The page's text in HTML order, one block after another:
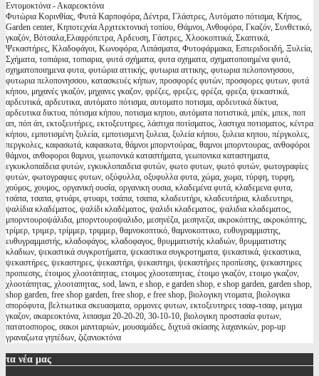
Εντομοκτόνα - Ακαρεοκτόνα
Φυτώρια Κορινθίας, Φυτά Καρποφόρα, Δέντρα, Γλάστρες, Αυτόματο πότισμα, Κήπος,
Garden center, Κηποτεχνία Αρχιτεκτονική τοπίου, Θάμνοι, Ανθοφόρα, Γκαζόν, Συνθετικό,
γκαζόν, Βότσαλα,Ελαφρόπετρα, Αρδευση, Γάστρες, Χλοοκοπτικά, Σκαπτικά,
Ψεκαστήρες, Κλαδοφάγοι, Κωνοφόρα, Λιπάσματα, Φυτοφάρμακα, Εσπεριδοειδή, Ξυλεία,
Σχήματα, τοπιάρια, τοπιαρια, φυτά σχήματα, φυτα σχηματα, σχηματοποιημένα φυτά,
σχηματοποιημενα φυτα, φυτώρια αττικής, φυτωρια αττικης, φυτωρια πελοπονησσου,
φυτωρια πελοπονησσου, κατασκευές κήπων, προσφορές φυτών, προσφορες φυτων, φυτά
κήπου, μηχανές γκαζόν, μηχανες γκαζον, φρέζες, φρεζες, φρέζα, φρεζα, ψεκαστικά,
αρδευτικά, αρδευτικα, αυτόματο πότισμα, αυτοματο ποτισμα, αρδευτικά δίκτυα,
αρδευτικα δικτυα, πότισμα κήπου, ποτισμα κηπου, αυτόματα ποτιστικά, μπέκ, μπεκ, ποπ
απ, πόπ άπ, εκτοξευτήρες, εκτοξευτηρες, λάστιχα ποτίσματος, λαστιχα ποτισματος, κέντρα
κήπου, εμποτισμένη ξυλεία, εμποτισμενη ξυλεια, ξυλεία κήπου, ξυλεια κηπου, πέργκολες,
περγκολες, καφασωτά, καφασωτα, θάμνοι μπορντούρας, θαμνοι μπορντουρας, ανθοφόροι
θάμνοι, ανθοφοροι θαμνοι, γεωπονικά καταστήματα, γεωπονικα καταστηματα,
εγκυκλοπαίδεια φυτών, εγκυκλοπαιδεια φυτών, φωτο φυτων, φωτό φυτών, φωτογραφίες
φυτών, φωτογραφιες φυτων, οξύφυλλα, οξυφυλλα φυτα, χώμα, χωμα, τύρφη, τυρφη,
χούμος, χουμος, οργανική ουσία, οργανικη ουσια, κλαδεμένα φυτά, κλαδεμενα φυτα,
τσάπα, τσαπα, φτυάρι, φτυαρι, τσάπα, τσαπα, κλαδευτήρι, κλαδευτήρια, κλαδευτηρι,
ψαλίδια κλαδέματος, ψαλίδι κλαδέματος, ψαλιδι κλαδεματος, ψαλιδια κλαδεματος,
μπορντουροψάλιδα, μπορντουροψαλιδο, μεσηνέζα, μεσηνεζα, ακροκόπτης, ακροκόπτης,
τρίμερ, τριμερ, τρίμμερ, τριμμερ, θαμνοκοπτικό, θαμνοκοπτικο, ευθυγραμμιστης,
ευθυγραμμιστής, κλαδοφάγος, κλαδοφαγος, θρυμματιστής κλαδιών, θρυμματιστης
κλαδιων, ψεκαστικά συγκροτήματα, ψεκαστικα συγκροτηματα, ψεκαστικά, ψεκαστικα,
ψεκαστήρες, ψεκαστηρες, ψεκαστήρι, ψεκαστηρι, ψεκαστήρες προπίεσης, ψεκαστηρες
προπιεσης, έτοιμος χλοοτάπητας, ετοιμος χλοοταπητας, έτοιμο γκαζόν, ετοιμο γκαζον,
χλοοτάπητας, χλοοταπητας, sod, lawn, e shop, e garden shop, e shop garden, garden shop,
shop garden, free shop garden, free shop, e free shop, βιολογικη ντοματα, βιολογικα
σπορόφυτα, βελτιωτικα σκευασματα, ορμονες φυτων, εκτοξευτηρες τσαφ-τσαφ, μειγμα
γκαζον, ακαρεοκτόνα, λιπασμα 20-20-20, 30-10-10, βιολογικη προστασία φυτων,
πατατοσπορος, σακοι μανιταριών, μουσαμάδες, διχτυά σκίασης λαχανικών, pop-up
γραναζωτα γηπέδων, ζιζανιοκτόνα
τα νέα μας